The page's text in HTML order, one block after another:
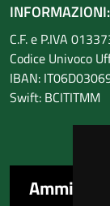
INFORMAZIONI:
C.F. e P.IVA
Codice Univoco
IBAN:
Swift: BCITITMM